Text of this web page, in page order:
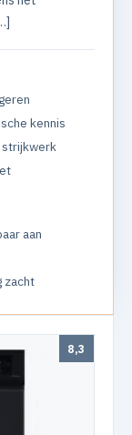
kennis
aan
zacht
8,3